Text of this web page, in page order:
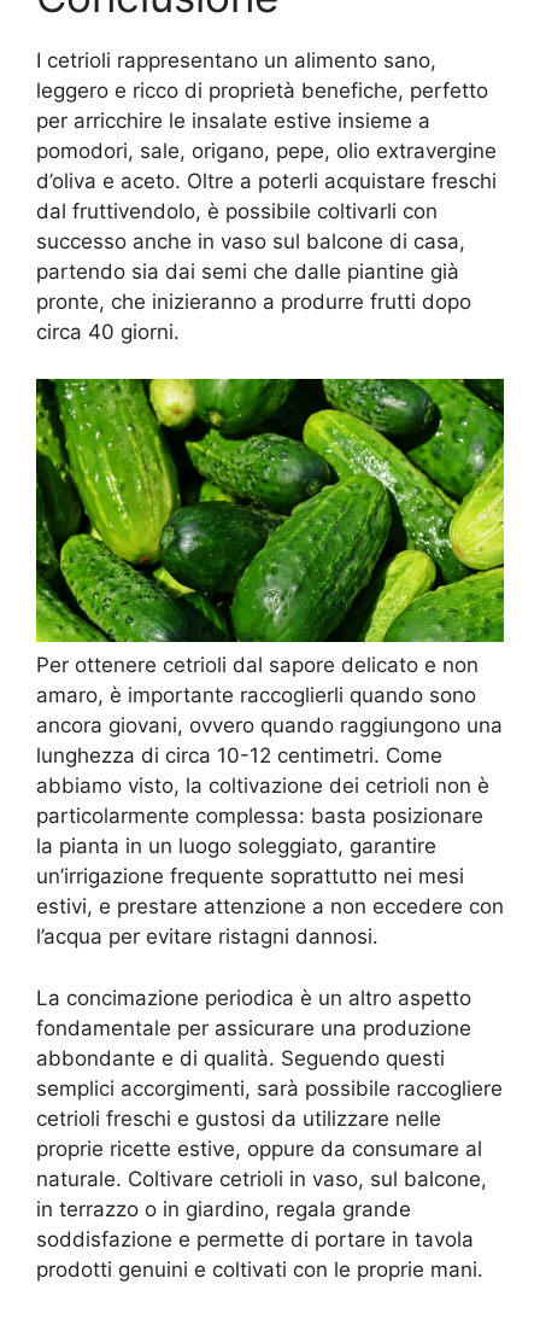
I cetrioli rappresentano un alimento sano,
leggero e ricco di proprietà benefiche, perfetto
per arricchire le insalate estive insieme a
pomodori, sale, origano, pepe, olio extravergine
d’oliva e aceto. Oltre a poterli acquistare freschi
dal fruttivendolo, è possibile coltivarli con
successo anche in vaso sul balcone di casa,
partendo sia dai semi che dalle piantine già
pronte, che inizieranno a produrre frutti dopo
circa 40 giorni.
Per ottenere cetrioli dal sapore delicato e non
amaro, è importante raccoglierli quando sono
ancora giovani, ovvero quando raggiungono una
lunghezza di circa 10-12 centimetri. Come
abbiamo visto, la coltivazione dei cetrioli non è
particolarmente complessa: basta posizionare
la pianta in un luogo soleggiato, garantire
un’irrigazione frequente soprattutto nei mesi
estivi, e prestare attenzione a non eccedere con
l’acqua per evitare ristagni dannosi.
La concimazione periodica è un altro aspetto
fondamentale per assicurare una produzione
abbondante e di qualità. Seguendo questi
semplici accorgimenti, sarà possibile raccogliere
cetrioli freschi e gustosi da utilizzare nelle
proprie ricette estive, oppure da consumare al
naturale. Coltivare cetrioli in vaso, sul balcone,
in terrazzo o in giardino, regala grande
soddisfazione e permette di portare in tavola
prodotti genuini e coltivati con le proprie mani.